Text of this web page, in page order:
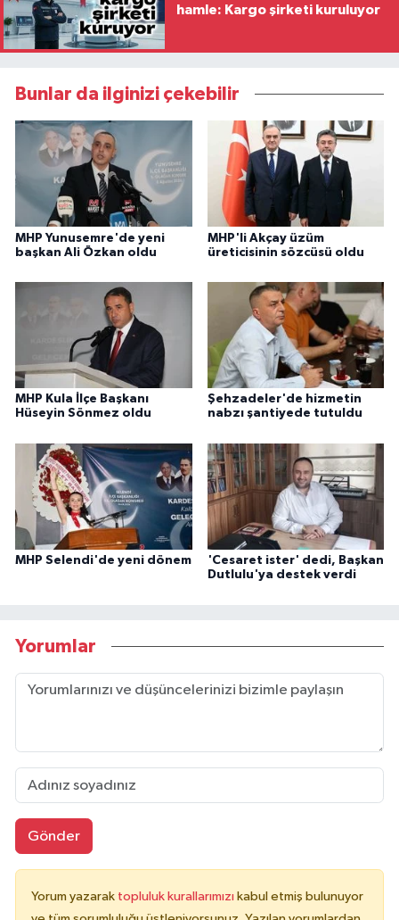
hamle: Kargo şirketi kuruluyor
Bunlar da ilginizi çekebilir
MHP Yunusemre'de yeni
başkan Ali Özkan oldu
MHP'li Akçay üzüm
üreticisinin sözcüsü oldu
MHP Kula İlçe Başkanı
Hüseyin Sönmez oldu
Şehzadeler'de hizmetin
nabzı şantiyede tutuldu
MHP Selendi'de yeni dönem
'Cesaret ister' dedi, Başkan
Dutlulu'ya destek verdi
Yorumlar
Gönder
Yorum yazarak topluluk kurallarımızı kabul etmiş bulunuyor